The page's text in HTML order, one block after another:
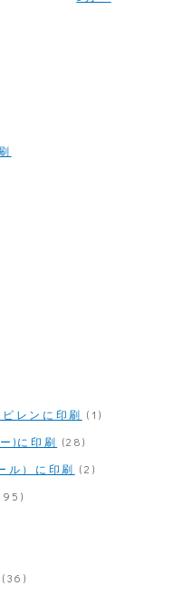
レンに印刷 (1)
)に印刷 (28)
ル）に印刷 (2)
(36)